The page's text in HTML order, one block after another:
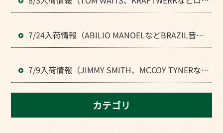
ク全般のLPが入荷）
7/24入荷情報（ABILIO MANOELなどBRAZIL音楽
のLPが入荷）
7/9入荷情報（JIMMY SMITH、MⅭCOY TYNERなど
JAZZの人気LPが入荷）
カテゴリ